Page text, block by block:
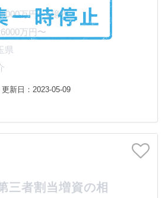
万円〜5億円
万円〜
県
更新日：2023-05-09
三者割当増資の相